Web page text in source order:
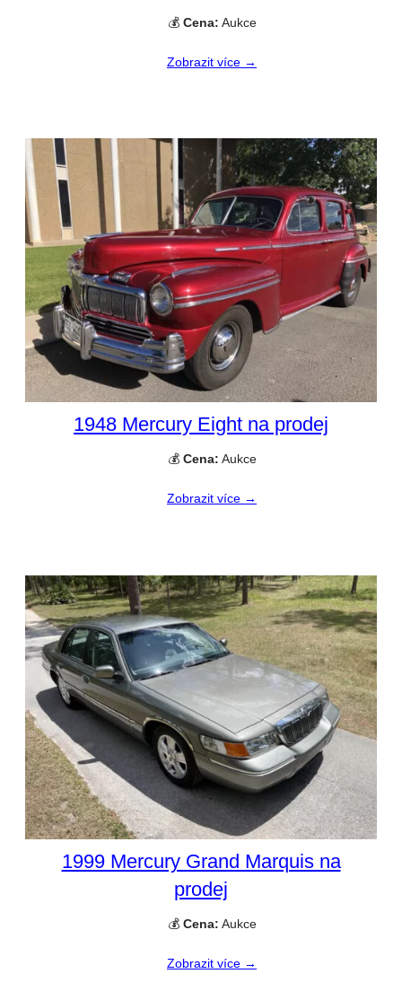
💰 Cena: Aukce
Zobrazit více →
1948 Mercury Eight na prodej
💰 Cena: Aukce
Zobrazit více →
1999 Mercury Grand Marquis na
prodej
💰 Cena: Aukce
Zobrazit více →